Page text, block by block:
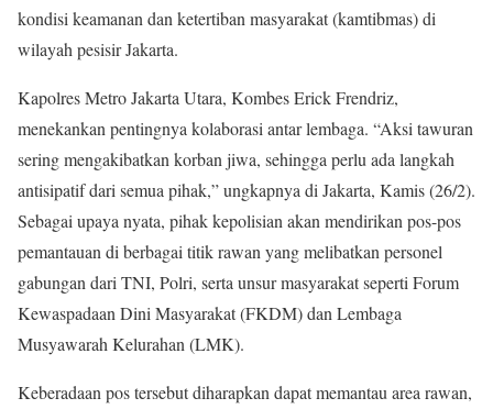
kondisi keamanan dan ketertiban masyarakat (kamtibmas) di
wilayah pesisir Jakarta.
Kapolres Metro Jakarta Utara, Kombes Erick Frendriz,
menekankan pentingnya kolaborasi antar lembaga. “Aksi tawuran
sering mengakibatkan korban jiwa, sehingga perlu ada langkah
antisipatif dari semua pihak,” ungkapnya di Jakarta, Kamis (26/2).
Sebagai upaya nyata, pihak kepolisian akan mendirikan pos-pos
pemantauan di berbagai titik rawan yang melibatkan personel
gabungan dari TNI, Polri, serta unsur masyarakat seperti Forum
Kewaspadaan Dini Masyarakat (FKDM) dan Lembaga
Musyawarah Kelurahan (LMK).
Keberadaan pos tersebut diharapkan dapat memantau area rawan,